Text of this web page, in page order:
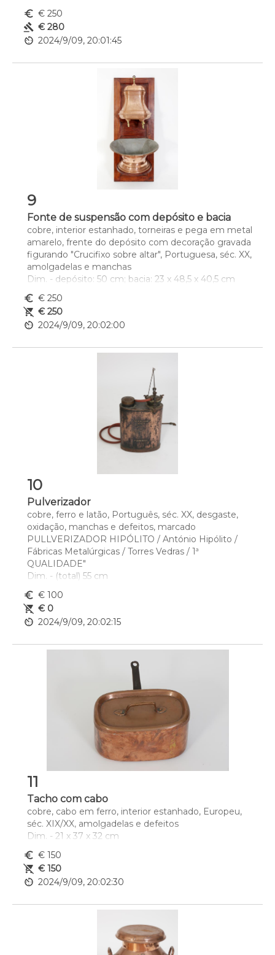
travejamento, marcados "Classic Furniture Newport"
Dim. - mesa: 106 x 90,5 cm.; bancos: 79 cm. cm
euro_symbol € 250
gavel € 280
av_timer 2024/9/09, 20:01:45
9
Fonte de suspensão com depósito e bacia
cobre, interior estanhado, torneiras e pega em metal
amarelo, frente do depósito com decoração gravada
figurando "Crucifixo sobre altar", Portuguesa, séc. XX,
amolgadelas e manchas
Dim. - depósito: 50 cm; bacia: 23 x 48,5 x 40,5 cm
euro_symbol € 250
remove_shopping_cart € 250
av_timer 2024/9/09, 20:02:00
10
Pulverizador
cobre, ferro e latão, Português, séc. XX, desgaste,
oxidação, manchas e defeitos, marcado
PULLVERIZADOR HIPÓLITO / António Hipólito /
Fábricas Metalúrgicas / Torres Vedras / 1ª
QUALIDADE"
Dim. - (total) 55 cm
euro_symbol € 100
remove_shopping_cart € 0
av_timer 2024/9/09, 20:02:15
11
Tacho com cabo
cobre, cabo em ferro, interior estanhado, Europeu,
séc. XIX/XX, amolgadelas e defeitos
Dim. - 21 x 37 x 32 cm
euro_symbol € 150
remove_shopping_cart € 150
av_timer 2024/9/09, 20:02:30